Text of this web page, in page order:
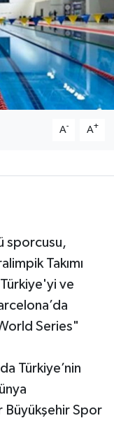
A- A+
sporcusu,
Takımı
ve
Series"
Türkiye’nin
Büyükşehir Spor